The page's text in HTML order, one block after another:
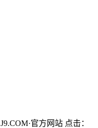
J9.COM·官方网站 点击：